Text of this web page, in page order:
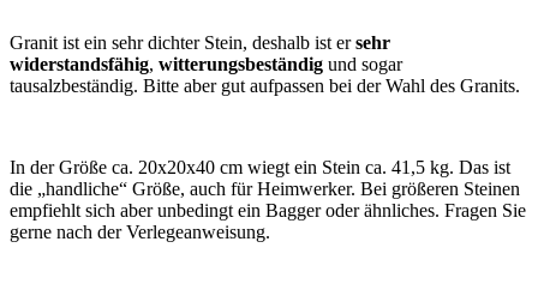
Granit ist ein sehr dichter Stein, deshalb ist ersehr
widerstandsfähig, witterungsbeständig und sogar
tausalzbeständig. Bitte aber gut aufpassen bei der Wahl des Granits.
In der Größe ca. 20x20x40 cm wiegt ein Stein ca. 41,5 kg. Das ist
die „handliche“ Größe, auch für Heimwerker. Bei größeren Steinen
empfiehlt sich aber unbedingt ein Bagger oder ähnliches. Fragen Sie
gerne nach der Verlegeanweisung.